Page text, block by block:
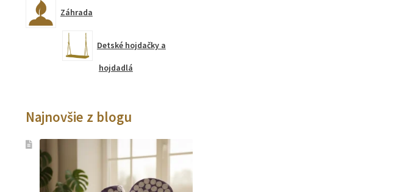
Záhrada
Detské hojdačky a
hojdadlá
Najnovšie z blogu